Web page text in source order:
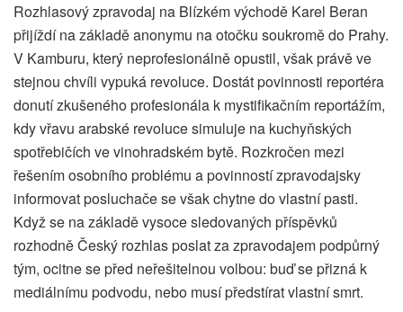
Rozhlasový zpravodaj na Blízkém východě Karel Beran
přijíždí na základě anonymu na otočku soukromě do Prahy.
V Kamburu, který neprofesionálně opustil, však právě ve
stejnou chvíli vypuká revoluce. Dostát povinnosti reportéra
donutí zkušeného profesionála k mystifikačním reportážím,
kdy vřavu arabské revoluce simuluje na kuchyňských
spotřebičích ve vinohradském bytě. Rozkročen mezi
řešením osobního problému a povinností zpravodajsky
informovat posluchače se však chytne do vlastní pasti.
Když se na základě vysoce sledovaných příspěvků
rozhodně Český rozhlas poslat za zpravodajem podpůrný
tým, ocitne se před neřešitelnou volbou: buď se přizná k
mediálnímu podvodu, nebo musí předstírat vlastní smrt.